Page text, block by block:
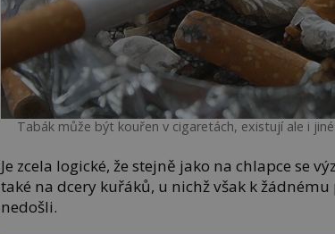
Tabák může být kouřen v cigaretách, existují ale i
Je zcela logické, že stejně jako na chlapce se
také na dcery kuřáků, u nichž však k
nedošli.